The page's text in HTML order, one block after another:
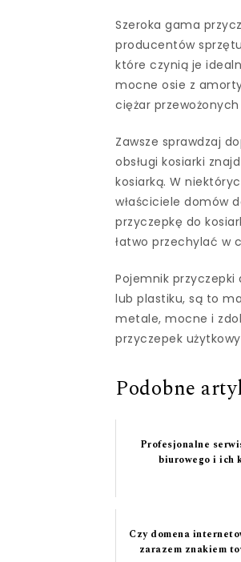
Szeroka gama
producentów
które czynią je
mocne osie z
ciężar
Zawsze sprawdzaj
obsługi kosiarki
kosiarką. W
właściciele domów
przyczepkę do
łatwo przechylać w
Pojemnik
lub plastiku, są to
metale, mocne i
przyczepek
Podobne
Profesjonalne
biurowego i ich
Czy domena
zarazem znakiem